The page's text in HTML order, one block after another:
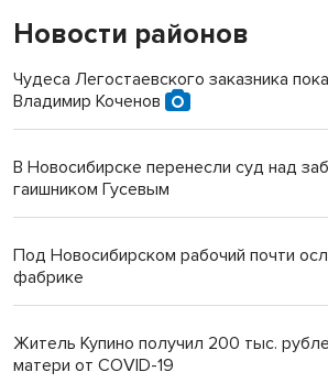
Новости районов
Чудеса Легостаевского заказника
Владимир Коченов
В Новосибирске перенесли суд над
гаишником Гусевым
Под Новосибирском рабочий почти
фабрике
Житель Купино получил 200 тыс.
матери от COVID-19